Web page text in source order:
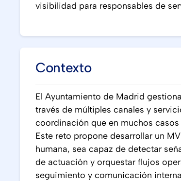
visibilidad para responsables de
Contexto
El Ayuntamiento de Madrid
través de múltiples canales y
coordinación que en muchos
Este reto propone desarrollar un
humana, sea capaz de detectar
de actuación y orquestar flujos
seguimiento y comunicación